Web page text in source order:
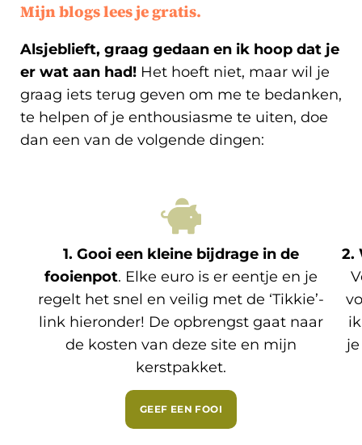
Mijn blogs lees je gratis.
Alsjeblieft, graag gedaan en ik hoop dat je
er wat aan had! Het hoeft niet, maar wil je
graag iets terug geven om me te bedanken,
te helpen of je enthousiasme te uiten, doe
dan een van de volgende dingen:
1. Gooi een kleine bijdrage in de
fooienpot. Elke euro is er eentje en je
regelt het snel en veilig met de ‘Tikkie’-
link hieronder! De opbrengst gaat naar
de kosten van deze site en mijn
kerstpakket.
GEEF EEN FOOI
2.